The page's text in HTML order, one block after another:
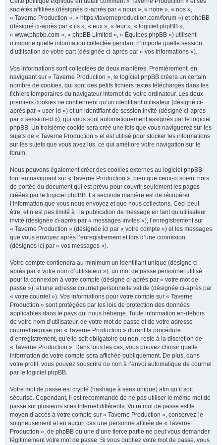
sociétés affiliées (désignés ci-après par « nous », « notre », « nos »,
« Taverne Production », « https://taverneproduction.com/forum ») et phpBB
(désigné ci-après par « ils », « eux », « leur », « logiciel phpBB »,
« www.phpbb.com », « phpBB Limited », « Équipes phpBB ») utilisent
n’importe quelle information collectée pendant n’importe quelle session
d’utilisation de votre part (désignée ci-après par « vos informations »).
Vos informations sont collectées de deux manières. Premièrement, en
naviguant sur « Taverne Production », le logiciel phpBB créera un certain
nombre de cookies, qui sont des petits fichiers textes téléchargés dans les
fichiers temporaires du navigateur Internet de votre ordinateur. Les deux
premiers cookies ne contiennent qu’un identifiant utilisateur (désigné ci-
après par « user-id ») et un identifiant de session invité (désigné ci-après
par « session-id »), qui vous sont automatiquement assignés par le logiciel
phpBB. Un troisième cookie sera créé une fois que vous naviguerez sur les
sujets de « Taverne Production » et est utilisé pour stocker les informations
sur les sujets que vous avez lus, ce qui améliore votre navigation sur le
forum.
Nous pouvons également créer des cookies externes au logiciel phpBB
tout en naviguant sur « Taverne Production », bien que ceux-ci soient hors
de portée du document qui est prévu pour couvrir seulement les pages
créées par le logiciel phpBB. La seconde manière est de récupérer
l’information que vous nous envoyez et que nous collectons. Ceci peut
être, et n’est pas limité à : la publication de message en tant qu’utilisateur
invité (désignée ci-après par « messages invités »), l’enregistrement sur
« Taverne Production » (désignée ici par « votre compte ») et les messages
que vous envoyez après l’enregistrement et lors d’une connexion
(désignés ici par « vos messages »).
Votre compte contiendra au minimum un identifiant unique (désigné ci-
après par « votre nom d’utilisateur »), un mot de passe personnel utilisé
pour la connexion à votre compte (désigné ci-après par « votre mot de
passe »), et une adresse courriel personnelle valide (désignée ci-après par
« votre courriel »). Vos informations pour votre compte sur « Taverne
Production » sont protégées par les lois de protection des données
applicables dans le pays qui nous héberge. Toute information en-dehors
de votre nom d’utilisateur, de votre mot de passe et de votre adresse
courriel requise par « Taverne Production » durant la procédure
d’enregistrement, qu’elle soit obligatoire ou non, reste à la discrétion de
« Taverne Production ». Dans tous les cas, vous pouvez choisir quelle
information de votre compte sera affichée publiquement. De plus, dans
votre profil, vous pouvez souscrire ou non à l’envoi automatique de courriel
par le logiciel phpBB.
Votre mot de passe est crypté (hashage à sens unique) afin qu’il soit
sécurisé. Cependant, il est recommandé de ne pas utiliser le même mot de
passe sur plusieurs sites Internet différents. Votre mot de passe est le
moyen d’accès à votre compte sur « Taverne Production », conservez-le
soigneusement et en aucun cas une personne affiliée de « Taverne
Production », de phpBB ou une d’une tierce partie ne peut vous demander
légitimement votre mot de passe. Si vous oubliez votre mot de passe, vous